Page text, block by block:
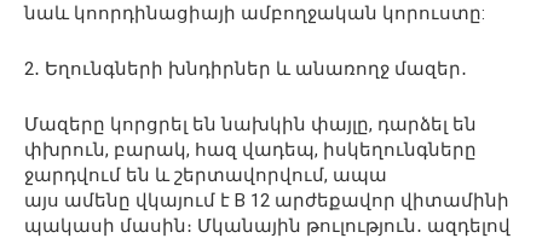
նաև կոորդինացիայի ամբողջական կորուստը:
2․ Եղունգների խնդիրներ և անառողջ մազեր․
Մազերը կորցրել են նախկին փայլը, դարձել են
փխրուն, բարակ, հազ վադեպ, իսկեղունգները
ջարդվում են և շերտավորվում, ապա
այս ամենը վկայում է B 12 արժեքավոր վիտամինի
պակասի մասին։ Մկանային թուլություն․ ազդելով